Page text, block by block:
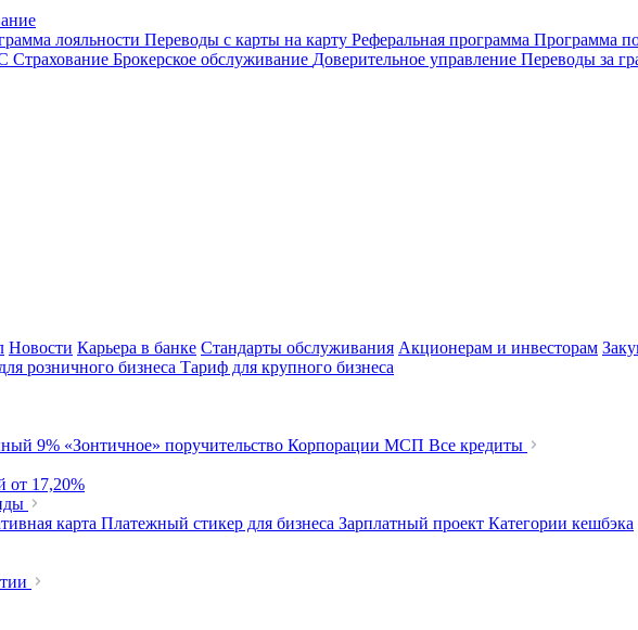
лояльности Переводы с карты на карту Реферальная программа Программа
Страхование Брокерское обслуживание Доверительное управление Переводы за
Новости Карьера в банке Стандарты обслуживания Акционерам и инвесторам
розничного бизнеса Тариф для крупного бизнеса
9% «Зонтичное» поручительство Корпорации МСП Все кредиты
от 17,20%
карта Платежный стикер для бизнеса Зарплатный проект Категории кешбэка